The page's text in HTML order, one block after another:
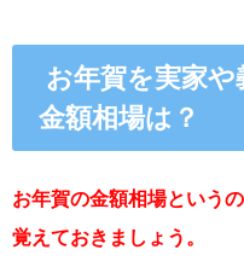
お年賀を実家
金額相場は？
お年賀の金額相場という
覚えておきましょう。